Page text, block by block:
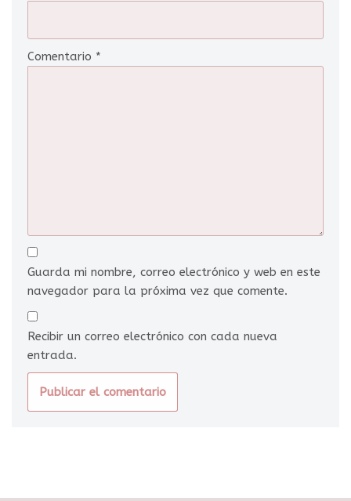
Comentario *
Guarda mi nombre, correo electrónico y web en este
navegador para la próxima vez que comente.
Recibir un correo electrónico con cada nueva
entrada.